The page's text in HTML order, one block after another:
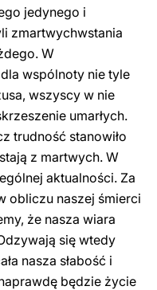
jedynego i
zmartwychwstania
W
wspólnoty nie tyle
wszyscy w nie
umarłych.
trudność stanowiło
z martwych. W
aktualności. Za
obliczu naszej śmierci
że nasza wiara
się wtedy
nasza słabość i
będzie życie